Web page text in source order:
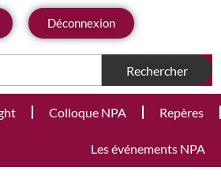
Déconnexion
Colloque NPA Repères
Les événements NPA